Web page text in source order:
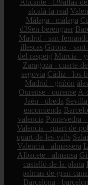
Alicante - l39alfàs-
alcalá-la-real
Málaga - málaga
d39en-berenguer
Madrid - san-
illescas Girona -
del-raspeig Murcia -
Zaragoza - cuarte-
segovia Cádiz - los-
Madrid - griñón
Ourense - ourense A-
Jaén - úbeda
encomienda
valencia Pontevedra -
Valencia - quart-de-
quart-de-les-valls
Valencia - almàssera
Albacete - almansa
castelló-de-la-plana
palmas-de-gran-
Barcelona -